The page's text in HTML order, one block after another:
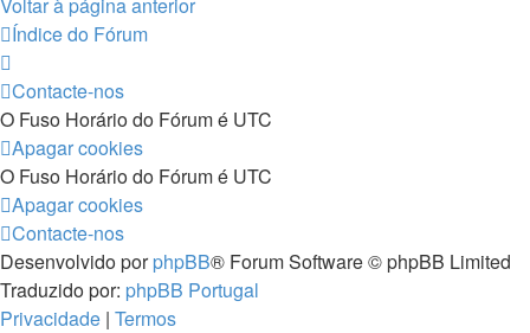
Índice do Fórum
Contacte-nos
O Fuso Horário do Fórum é UTC
Apagar cookies
O Fuso Horário do Fórum é UTC
Apagar cookies
Contacte-nos
Desenvolvido porphpBB® Forum Software © phpBB Limited
Traduzido por: phpBB Portugal
Privacidade | Termos